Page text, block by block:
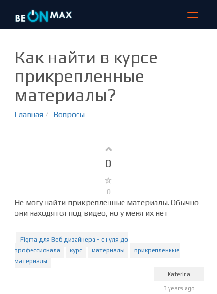
Toggle
Как найти в курсе
прикрепленные
материалы?
Главная Вопросы
0
0
Не могу найти прикрепленные материалы. Обычно
они находятся под видео, но у меня их нет
Figma для Веб дизайнера - с нуля до
профессионала
курс материалы
прикрепленные
материалы
Katerina
3 years ago